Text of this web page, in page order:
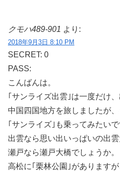
クモハ489-901 より:
2018年9月3日 8:10 PM
SECRET: 0
PASS:
こんばんは。
｢サンライズ出雲｣は一度だけ
中国四国地方を旅しましたが
｢サンライズ｣も乗ってみたいで
出雲なら思い出いっぱいの出雲
瀬戸なら瀬戸大橋でしょうか。
高松に｢栗林公園｣がありますが